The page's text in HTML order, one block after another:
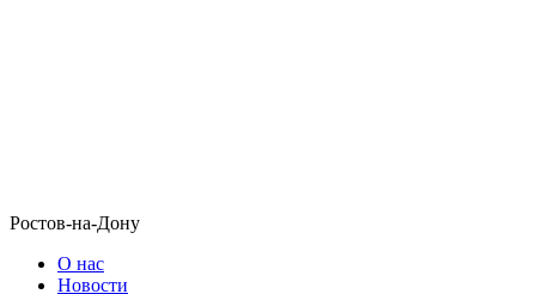
Ростов-на-Дону
О нас
Новости